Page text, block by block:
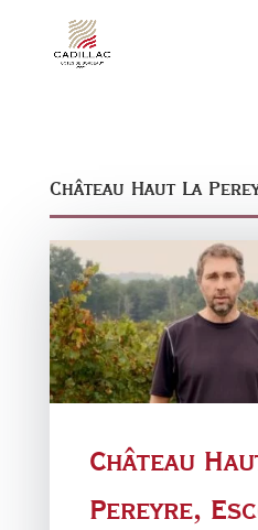
Château Haut La
Château
Pereyre,